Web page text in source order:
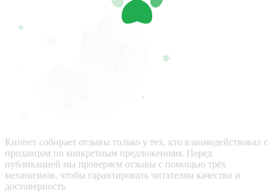
Кинпет собирает отзывы только у тех, кто взаимодействовал с
продавцом по конкретным предложениям. Перед
публикацией мы проверяем отзывы с помощью трёх
механизмов, чтобы гарантировать читателям качество и
достоверность